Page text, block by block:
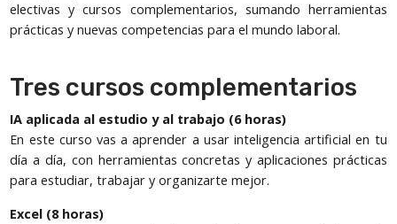
electivas y cursos complementarios, sumando herramientas
prácticas y nuevas competencias para el mundo laboral.
Tres cursos complementarios
IA aplicada al estudio y al trabajo (6 horas)
En este curso vas a aprender a usar inteligencia artificial en tu
día a día, con herramientas concretas y aplicaciones prácticas
para estudiar, trabajar y organizarte mejor.
Excel (8 horas)